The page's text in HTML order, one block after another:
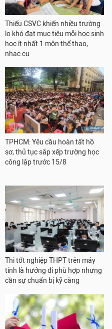
Thiếu CSVC khiến nhiều trường
lo khó đạt mục tiêu mỗi học sinh
học ít nhất 1 môn thể thao,
nhạc cụ
TPHCM: Yêu cầu hoàn tất hồ
sơ, thủ tục sắp xếp trường học
công lập trước 15/8
Thi tốt nghiệp THPT trên máy
tính là hướng đi phù hợp nhưng
cần sự chuẩn bị kỹ càng